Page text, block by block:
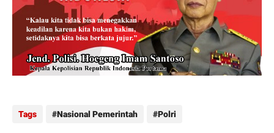
Tags Nasional Pemerintah Polri